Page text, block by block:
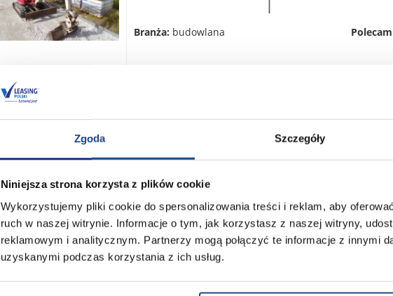
Zgoda Szczegóły
Niniejsza strona korzysta z plików cookie
Wykorzystujemy pliki cookie do spersonalizowania treści i reklam, aby
ruch w naszej witrynie. Informacje o tym, jak korzystasz z naszej witryny,
reklamowym i analitycznym. Partnerzy mogą połączyć te informacje z innymi
uzyskanymi podczas korzystania z ich usług.
Branża: budowlana
Branża:transportowa
Data:23-06-2026